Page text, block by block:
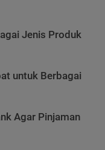
Jenis Produk
untuk Berbagai
Agar Pinjaman